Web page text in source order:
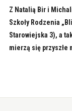
Z Natalią Bir i
Szkoły Rodzenia
Starowiejska 3), a
mierzą się przyszłe